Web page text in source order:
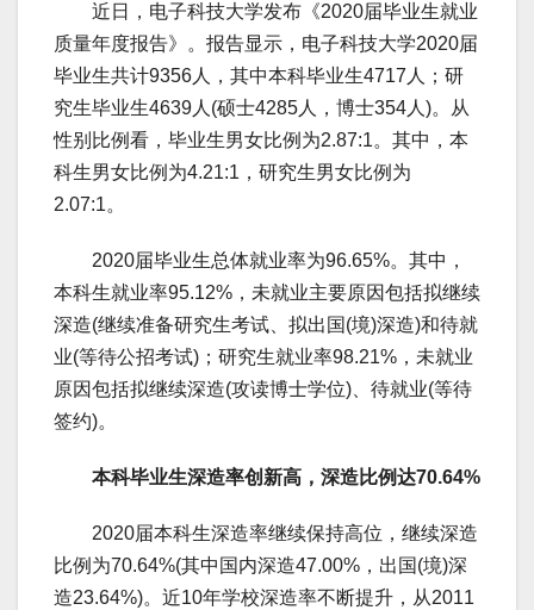
近日，电子科技大学发布《2020届毕业生就业
质量年度报告》。报告显示，电子科技大学2020届
毕业生共计9356人，其中本科毕业生4717人；研
究生毕业生4639人(硕士4285人，博士354人)。从
性别比例看，毕业生男女比例为2.87:1。其中，本
科生男女比例为4.21:1，研究生男女比例为
2.07:1。
2020届毕业生总体就业率为96.65%。其中，
本科生就业率95.12%，未就业主要原因包括拟继续
深造(继续准备研究生考试、拟出国(境)深造)和待就
业(等待公招考试)；研究生就业率98.21%，未就业
原因包括拟继续深造(攻读博士学位)、待就业(等待
签约)。
本科毕业生深造率创新高，深造比例达70.64%
2020届本科生深造率继续保持高位，继续深造
比例为70.64%(其中国内深造47.00%，出国(境)深
造23.64%)。近10年学校深造率不断提升，从2011